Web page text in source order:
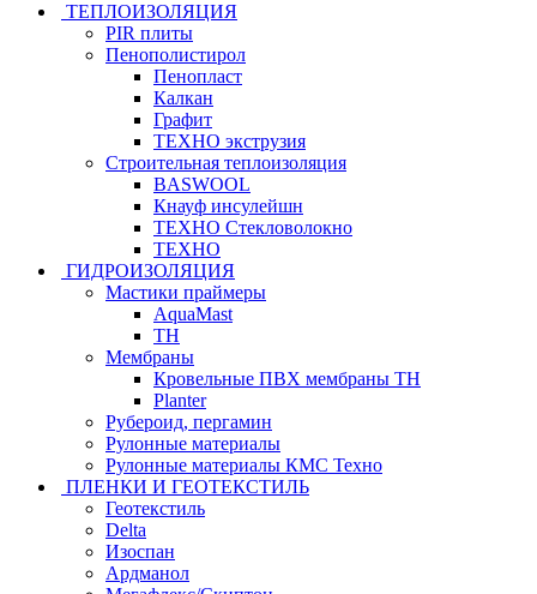
ТЕПЛОИЗОЛЯЦИЯ
PIR плиты
Пенополистирол
Пенопласт
Калкан
Графит
ТЕХНО экструзия
Строительная теплоизоляция
BASWOOL
Кнауф инсулейшн
ТЕХНО Стекловолокно
ТЕХНО
ГИДРОИЗОЛЯЦИЯ
Мастики праймеры
AquaMast
ТН
Мембраны
Кровельные ПВХ мембраны ТН
Planter
Рубероид, пергамин
Рулонные материалы
Рулонные материалы КМС Техно
ПЛЕНКИ И ГЕОТЕКСТИЛЬ
Геотекстиль
Delta
Изоспан
Ардманол